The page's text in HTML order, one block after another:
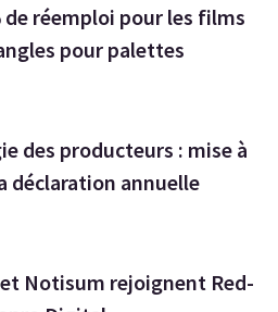
de réemploi pour les films
pour palettes
des producteurs : mise à
déclaration annuelle
et Notisum rejoignent Red-